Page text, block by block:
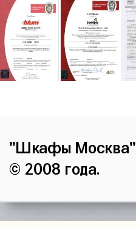
"Шкафы Москва"
© 2008 года.